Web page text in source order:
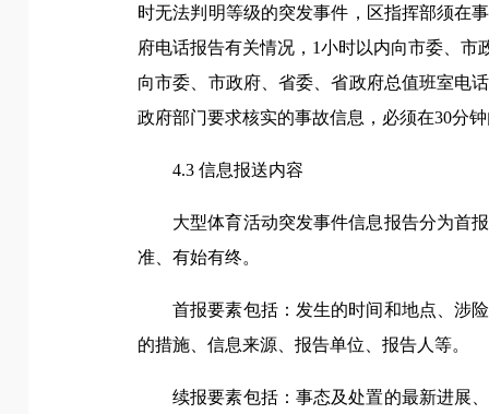
时无法判明等级的突发事件，区指挥部须在
府电话报告有关情况，1小时以内向市委、
向市委、市政府、省委、省政府总值班室电
政府部门要求核实的事故信息，必须在30分
4.3 信息报送内容
大型体育活动突发事件信息报告分为首
准、有始有终。
首报要素包括：发生的时间和地点、涉
的措施、信息来源、报告单位、报告人等。
续报要素包括：事态及处置的最新进展